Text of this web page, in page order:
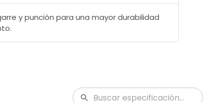
y punción para una mayor durabilidad